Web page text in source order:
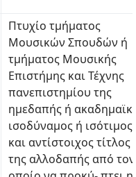
Πτυχίο τμήματος
Μουσικών Σπουδών ή
τμήματος Μουσικής
Επιστήμης και Τέχνης
πανεπιστημίου της
ημεδαπής ή
ισοδύναμος ή ισότιμος
και αντίστοιχος τίτλος
της αλλοδαπής από τον